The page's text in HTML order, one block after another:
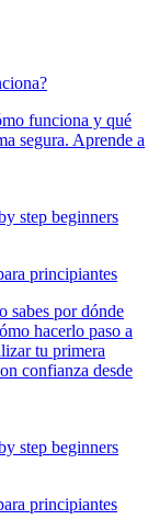
funciona y qué
segura. Aprende a
principiantes
sabes por dónde
hacerlo paso a
tu primera
confianza desde
principiantes